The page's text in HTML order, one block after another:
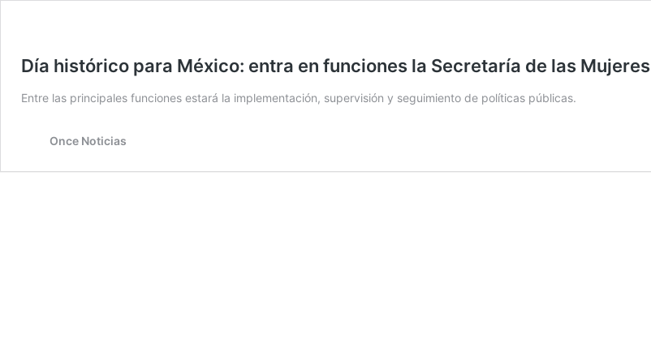
Día histórico para México: entra en funciones la Secretaría de las Mujeres
Entre las principales funciones estará la implementación, supervisión y seguimiento de políticas públicas.
Once Noticias